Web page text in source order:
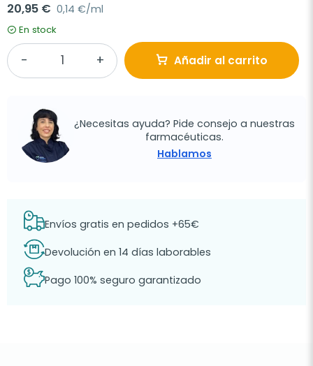
20,95 € 0,14 €/ml
En stock
Añadir al carrito
¿Necesitas ayuda? Pide consejo a nuestras
farmacéuticas.
Hablamos
Envíos gratis en pedidos +65€
Devolución en 14 días laborables
Pago 100% seguro garantizado